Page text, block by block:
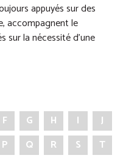
appuyés sur des
accompagnent le
sur la nécessité d’une
F G H I
J
P Q R S
T